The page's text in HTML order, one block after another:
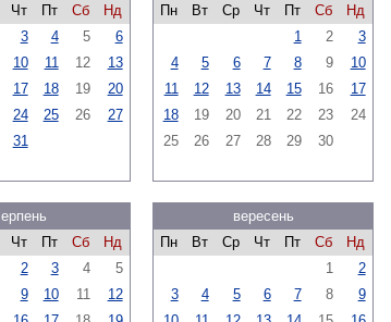
Чт
Пт Сб
Нд
3
4 5
6
10
11 12
13
17
18 19
20
24
25 26
27
31
Пн
Вт Ср Чт Пт Сб
Нд
1
2
3
4
5 6 7 8 9
10
11
12 13 14 15 16
17
18
19 20 21 22 23
24
25
26 27 28 29 30
Чт
Пт Сб
Нд
2
3 4
5
9
10 11
12
вересень
Пн
Вт Ср Чт Пт Сб
Нд
1
2
3
4 5 6 7 8
9